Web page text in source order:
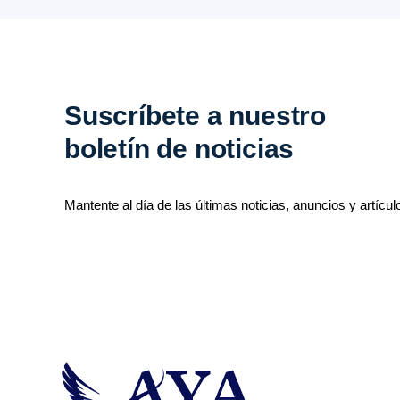
Suscríbete a nuestro
boletín de noticias
Mantente al día de las últimas noticias, anuncios y